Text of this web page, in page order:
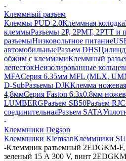
-
Клеммный разъем
Клеммы PUD 2.0Клеммная колодка
клеммыРазъемы 2Р, 2РМТ, 2РТТ и
разъемыНизковольтное питание
автомобильныеРазъем DHS
обжим с клеммамиКлеммный
лепестокНеизолированные
MFAСерия 6.35мм MFL (MLX,
D-SubРазъемы DJKКлемма
4,8ммСерия Faston 6.3х0.8мм
LUMBERGРазъем SB50Разъем RJ
соединительнаяРазъем SATA
-
Клеммники Degson
Клеммники KlemsanКлеммники
-Клеммник разъемный 2EDGKM-
зеленый 15 А 300 V, винт